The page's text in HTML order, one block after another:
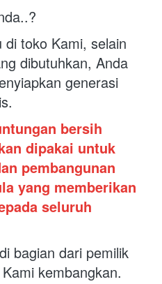
toko Kami, selain
dibutuhkan, Anda
generasi
bersih
dipakai untuk
pembangunan
yang memberikan
seluruh
bagian dari pemilik
kembangkan.